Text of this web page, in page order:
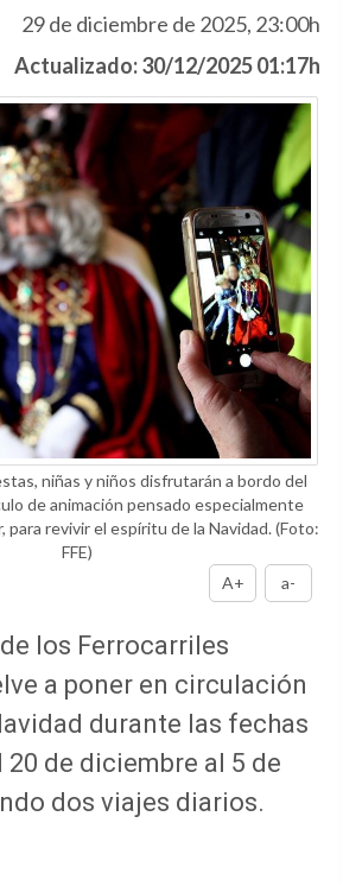
29 de diciembre de 2025, 23:00h
Actualizado: 30/12/2025 01:17h
niñas y niños disfrutarán a bordo del
de animación pensado especialmente
para revivir el espíritu de la Navidad.(Foto:
FFE)
A+
a-
los Ferrocarriles
a poner en circulación
durante las fechas
20 de diciembre al 5 de
dos viajes diarios.